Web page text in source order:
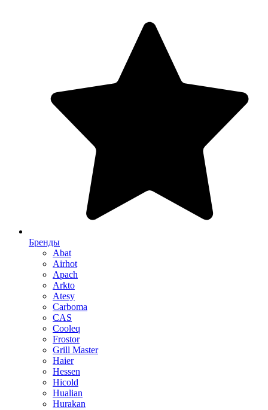
Бренды
Abat
Airhot
Apach
Arkto
Atesy
Carboma
CAS
Cooleq
Frostor
Grill Master
Haier
Hessen
Hicold
Hualian
Hurakan